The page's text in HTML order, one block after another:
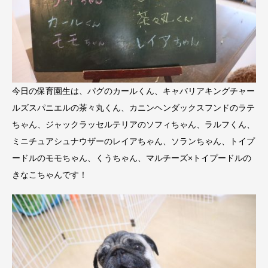
今日の保育園生は、パグのカールくん、キャバリアキングチャー
ルズスパニエルの茶々丸くん、カニンヘンダックスフンドのラテ
ちゃん、ジャックラッセルテリアのソフィちゃん、ラルフくん、
ミニチュアシュナウザーのレイアちゃん、ソランちゃん、トイプ
ードルのモモちゃん、くうちゃん、マルチーズ×トイプードルの
きなこちゃんです！